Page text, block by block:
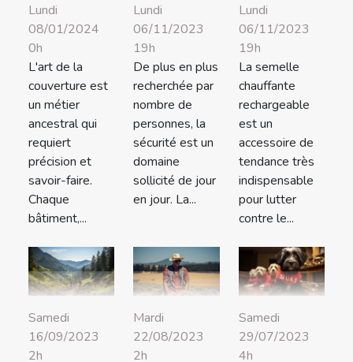
Lundi
08/01/2024
0h
L'art de la
couverture est
un métier
ancestral qui
requiert
précision et
savoir-faire.
Chaque
bâtiment,...
Lundi
06/11/2023
19h
De plus en plus
recherchée par
nombre de
personnes, la
sécurité est un
domaine
sollicité de jour
en jour. La...
Lundi
06/11/2023
19h
La semelle
chauffante
rechargeable
est un
accessoire de
tendance très
indispensable
pour lutter
contre le...
Samedi
16/09/2023
2h
Mardi
22/08/2023
2h
Samedi
29/07/2023
4h